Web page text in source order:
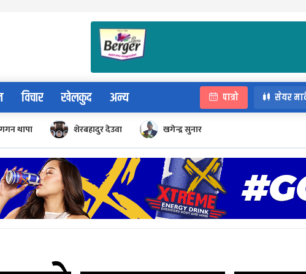
विचार खेलकुद अन्य पात्रो सेयर
गगन थापा शेरबहादुर देउवा खगेन्द्र सुनार